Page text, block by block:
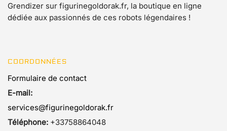
Grendizer sur figurinegoldorak.fr, la boutique en ligne
dédiée aux passionnés de ces robots légendaires !
COORDONNÉES
Formulaire de contact
E-mail:
services@figurinegoldorak.fr
Téléphone: +33758864048